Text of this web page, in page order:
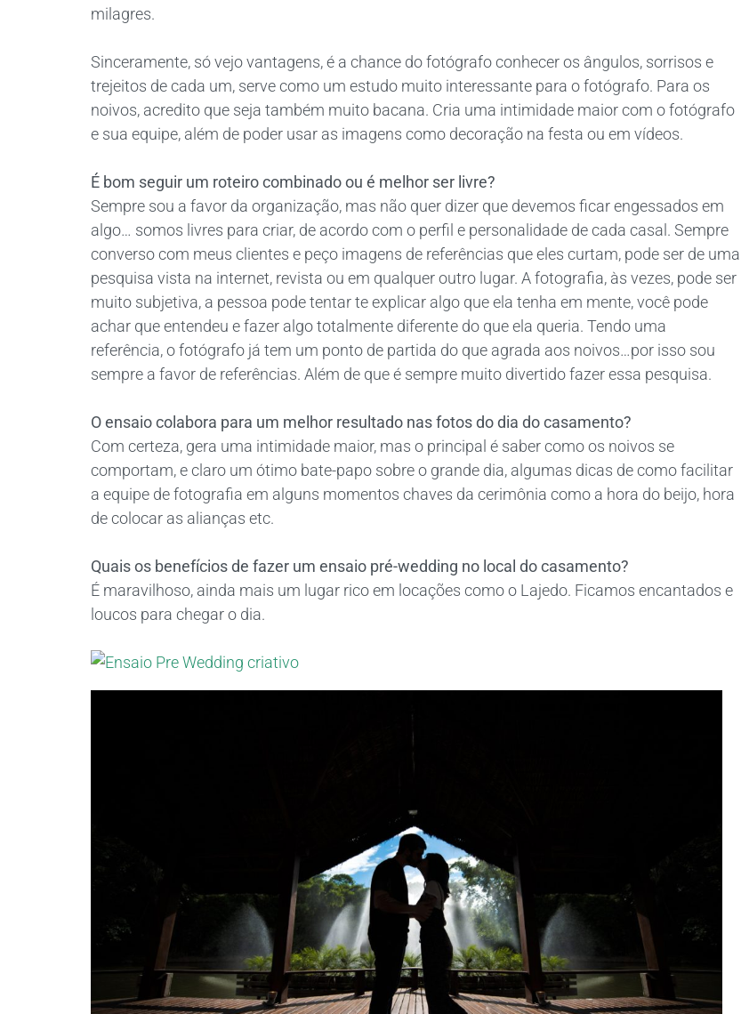
milagres.
Sinceramente, só vejo vantagens, é a chance do fotógrafo conhecer os ângulos, sorrisos e
trejeitos de cada um, serve como um estudo muito interessante para o fotógrafo. Para os
noivos, acredito que seja também muito bacana. Cria uma intimidade maior com o fotógrafo
e sua equipe, além de poder usar as imagens como decoração na festa ou em vídeos.
É bom seguir um roteiro combinado ou é melhor ser livre?
Sempre sou a favor da organização, mas não quer dizer que devemos ficar engessados em
algo… somos livres para criar, de acordo com o perfil e personalidade de cada casal. Sempre
converso com meus clientes e peço imagens de referências que eles curtam, pode ser de uma
pesquisa vista na internet, revista ou em qualquer outro lugar. A fotografia, às vezes, pode ser
muito subjetiva, a pessoa pode tentar te explicar algo que ela tenha em mente, você pode
achar que entendeu e fazer algo totalmente diferente do que ela queria. Tendo uma
referência, o fotógrafo já tem um ponto de partida do que agrada aos noivos…por isso sou
sempre a favor de referências. Além de que é sempre muito divertido fazer essa pesquisa.
O ensaio colabora para um melhor resultado nas fotos do dia do casamento?
Com certeza, gera uma intimidade maior, mas o principal é saber como os noivos se
comportam, e claro um ótimo bate-papo sobre o grande dia, algumas dicas de como facilitar
a equipe de fotografia em alguns momentos chaves da cerimônia como a hora do beijo, hora
de colocar as alianças etc.
Quais os benefícios de fazer um ensaio pré-wedding no local do casamento?
É maravilhoso, ainda mais um lugar rico em locações como o Lajedo. Ficamos encantados e
loucos para chegar o dia.